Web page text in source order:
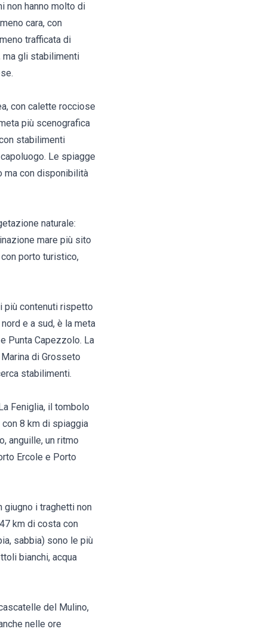
non hanno molto di
cara, con
trafficata di
ma gli stabilimenti
con calette rocciose
più scenografica
stabilimenti
Le spiagge
ma con disponibilità
naturale:
mare più sito
porto turistico,
più contenuti rispetto
e a sud, è la meta
Punta Capezzolo. La
di Grosseto
stabilimenti.
Feniglia, il tombolo
8 km di spiaggia
anguille, un ritmo
Ercole e Porto
giugno i traghetti non
km di costa con
sabbia) sono le più
bianchi, acqua
del Mulino,
nelle ore